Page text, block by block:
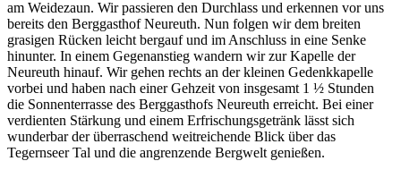
am Weidezaun. Wir passieren den Durchlass und erkennen vor uns
bereits den Berggasthof Neureuth. Nun folgen wir dem breiten
grasigen Rücken leicht bergauf und im Anschluss in eine Senke
hinunter. In einem Gegenanstieg wandern wir zur Kapelle der
Neureuth hinauf. Wir gehen rechts an der kleinen Gedenkkapelle
vorbei und haben nach einer Gehzeit von insgesamt 1 ½ Stunden
die Sonnenterrasse des Berggasthofs Neureuth erreicht. Bei einer
verdienten Stärkung und einem Erfrischungsgetränk lässt sich
wunderbar der überraschend weitreichende Blick über das
Tegernseer Tal und die angrenzende Bergwelt genießen.